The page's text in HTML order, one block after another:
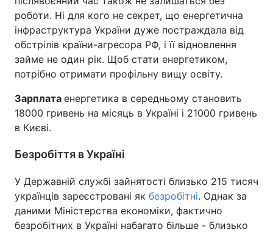
роботи. Ні для кого не секрет, що енергетична
інфраструктура України дуже постраждала від
обстрілів країни-агресора РФ, і її відновлення
займе не один рік. Щоб стати енергетиком,
потрібно отримати профільну вищу освіту.
Зарплата енергетика в середньому становить
18000 гривень на місяць в Україні і 21000 гривень
в Києві.
Безробіття в Україні
У Державній службі зайнятості близько 215 тисяч
українців зареєстровані як безробітні. Однак за
даними Міністерства економіки, фактично
безробітних в Україні набагато більше - близько